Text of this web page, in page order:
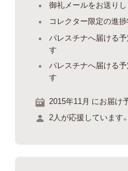
御礼メールをお送り
コレクター限定の進
パレスチナへ届ける
す
パレスチナへ届ける
す
2015年11月 にお届け
2人が応援しています。